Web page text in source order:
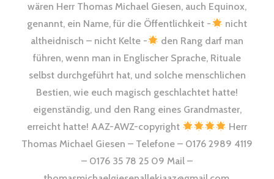
wären Herr Thomas Michael Giesen, auch Equinox,
genannt, ein Name, für die Öffentlichkeit -
nicht
altheidnisch – nicht Kelte -
den Rang darf man
führen, wenn man in Englischer Sprache, Rituale
selbst durchgeführt hat, und solche menschlichen
Bestien, wie euch magisch geschlachtet hatte!
eigenständig, und den Rang eines Grandmaster,
erreicht hatte! AAZ-AWZ-copyright
Herr
Thomas Michael Giesen – Telefone – 0176 2989 4119
– 0176 35 78 25 09 Mail –